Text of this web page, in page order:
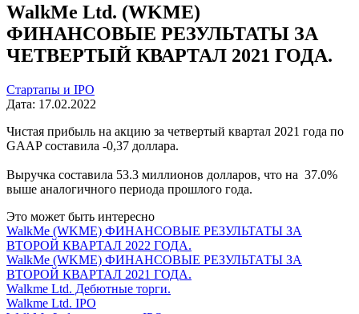
WalkMe Ltd. (WKME)
ФИНАНСОВЫЕ РЕЗУЛЬТАТЫ ЗА
ЧЕТВЕРТЫЙ КВАРТАЛ 2021 ГОДА.
Стартапы и IPO
Дата: 17.02.2022
Чистая прибыль на акцию за четвертый квартал 2021 года по
GAAP составила -0,37 доллара.
Выручка составила 53.3 миллионов долларов, что на 37.0%
выше аналогичного периода прошлого года.
Это может быть интересно
WalkMe (WKME) ФИНАНСОВЫЕ РЕЗУЛЬТАТЫ ЗА
ВТОРОЙ КВАРТАЛ 2022 ГОДА.
WalkMe (WKME) ФИНАНСОВЫЕ РЕЗУЛЬТАТЫ ЗА
ВТОРОЙ КВАРТАЛ 2021 ГОДА.
Walkme Ltd. Дебютные торги.
Walkme Ltd. IPO